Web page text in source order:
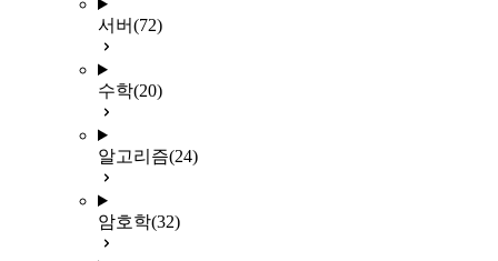
서버(72)
수학(20)
알고리즘(24)
암호학(32)